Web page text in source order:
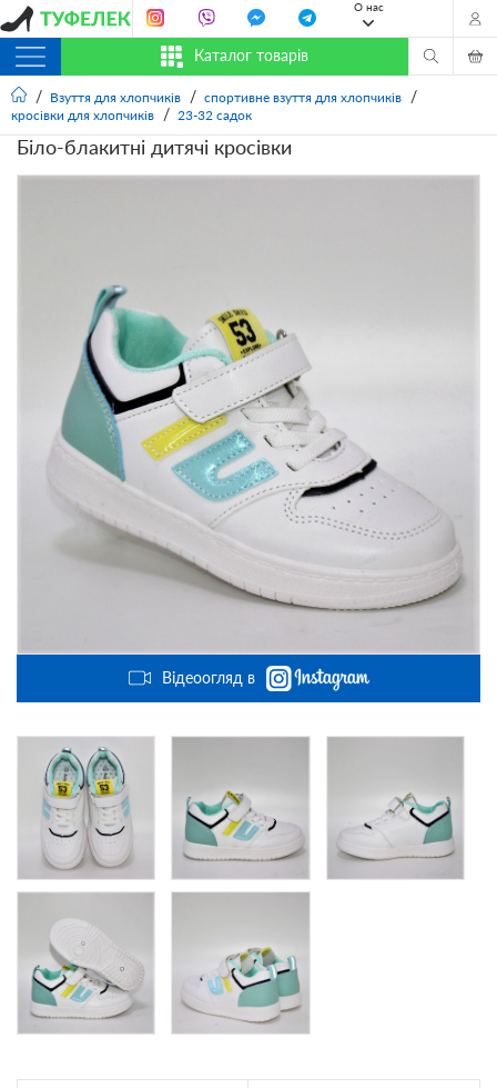
О нас
Каталог товарів
Взуття для хлопчиків
спортивне взуття для хлопчиків
кросівки для хлопчиків
23-32 садок
Біло-блакитні дитячі кросівки
Відеоогляд в